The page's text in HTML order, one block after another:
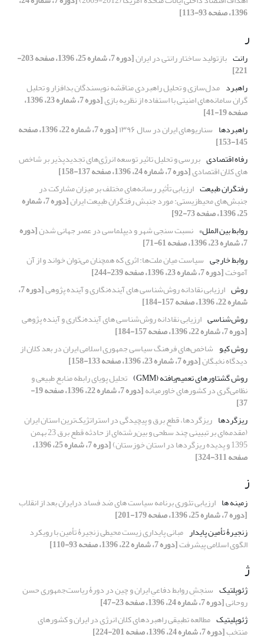
1396، صفحه 93-113]
ر
رانت بازتولید ساختار رانتی در ایران [دوره 7، شماره 25، 1396، صفحه 203-
221]
راهبرد مدل‌سازی و تحلیل راهبردی مناقشه نویسندگان بدافزار و تحلیل
گران سامانه‌های امنیتی با استفاده از نظریه بازی [دوره 7، شماره 23، 1396،
صفحه 19-41]
راهبردها سناریوهای ایران در سال ۱۳۹۶ [دوره 7، شماره 22، 1396، صفحه
145-153]
رفاه اقتصادی بررسی و تحلیل تاثیر توسعه انرژی‌های تجدیدپذیر بر شاخص
های کلان اقتصادی[دوره 7، شماره 24، 1396، صفحه 137-158]
رفتگران طبیعت ارزیابی تأثیر رسانه‌های مختلف بر میزان مشارکت در
جنبش‌های محیط‌زیستی: مورد جنبش رفتگران طبیعت ایران [دوره 7، شماره
25، 1396، صفحه 73-92]
روابط بین الملل» نسبت سنجی شهر و دیپلماسی در عصر جهانی شدن[دوره
7، شماره 23، 1396، صفحه 61-71]
روابط خارجی سیاست میان ملت‌ها: اثری که همچنان می‌توان خواند و از آن
آموخت[دوره 7، شماره 23، 1396، صفحه 239-244]
روش ارزیابی نقادانه روش‌شناسی های آینده‌نگاری و آینده پژوهی [دوره 7،
شماره 22، 1396، صفحه 157-184]
روش‌شناسی ارزیابی نقادانه روش‌شناسی های آینده‌نگاری و آینده پژوهی
[دوره 7، شماره 22، 1396، صفحه 157-184]
روش کیو شاخص‌های فرهنگ سیاسی جمهوری اسلامی ایران در بعد کلان از
دیدگاه نخبگان[دوره 7، شماره 23، 1396، صفحه 133-158]
روش گشتاورهای تعمیم‌یافته (GMM)
تحلیل پویای رابطه منابع طبیعی و
نظامی‌گری در کشورهای خاورمیانه [دوره 7، شماره 22، 1396، صفحه 19-
37]
ریزگردها ریزگردها، قطع برق و پیچیدگی در استراتژیک‌ترین استان ایران
(مقدمه‌ای بر تبیینی چند سطحی و بین‌رشته‌ای از حادثه قطع برق 23 بهمن
1395 و پدیده ریزگردها در استان خوزستان) [دوره 7، شماره 25، 1396،
صفحه 311-324]
ز
زمینه ها ارزیابی تئوری برنامه سیاست های ضد فساد درایران بعد از انقلاب
[دوره 7، شماره 25، 1396، صفحه 179-201]
زنجیرۀ تأمین پایدار مبانی پایداری زیست محیطی زنجیرۀ تأمین با رویکرد
الگوی اسلامی پیشرفت[دوره 7، شماره 22، 1396، صفحه 93-110]
ژ
ژئوپلتیک سنجشِ روابط دفاعیِ ایران و چین در دورۀ ریاست‌جمهوری حسن
روحانی[دوره 7، شماره 24، 1396، صفحه 23-47]
ژئوپلیتیک مطالعه تطبیقی راهبردهای کلان انرژی در ایران و کشورهای
منتخب[دوره 7، شماره 24، 1396، صفحه 201-224]